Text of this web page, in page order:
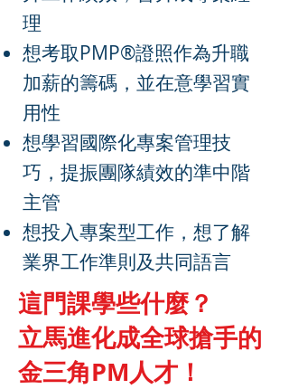
理
想考取PMP®證照作為升職
加薪的籌碼，並在意學習實
用性
想學習國際化專案管理技
巧，提振團隊績效的準中階
主管
想投入專案型工作，想了解
業界工作準則及共同語言
這門課學些什麼？
立馬進化成全球搶手的
金三角PM人才！